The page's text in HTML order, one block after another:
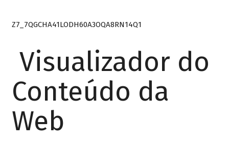
Z7_7QGCHA41LODH60A3OQA8RN14Q1
Visualizador do
Conteúdo da
Web